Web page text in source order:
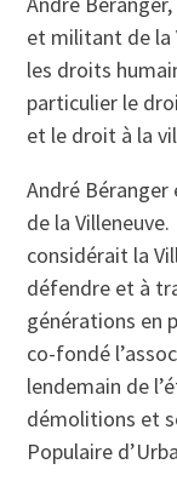
et militant de la
les droits
particulier le
et le droit à la
André
de la
considérait la
défendre et à
générations en
co-fondé
lendemain de
démolitions et
Populaire